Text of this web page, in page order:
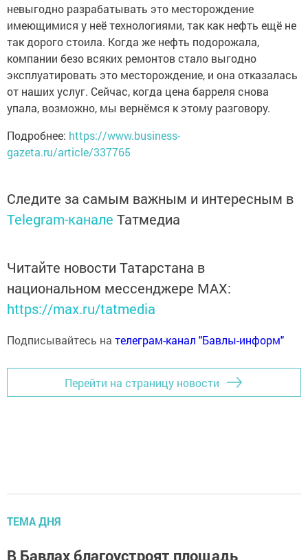
невыгодно разрабатывать это месторождение
имеющимися у неё технологиями, так как нефть ещё не
так дорого стоила. Когда же нефть подорожала,
компании безо всяких ремонтов стало выгодно
эксплуатировать это месторождение, и она отказалась
от наших услуг. Сейчас, когда цена барреля снова
упала, возможно, мы вернёмся к этому разговору.
Подробнее: https://www.business-
gazeta.ru/article/337765
Следите за самым важным и интересным в
Telegram-канале Татмедиа
Читайте новости Татарстана в
национальном мессенджере MАХ:
https://max.ru/tatmedia
Подписывайтесь на телеграм-канал "Бавлы-информ"
Перейти на страницу новости
ТЕМА ДНЯ
В Бавлах благоустроят площадь